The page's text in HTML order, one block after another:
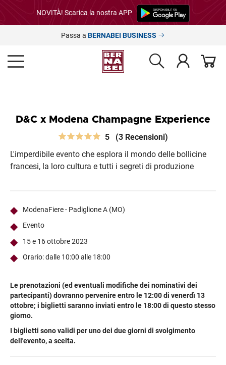
NOVITÀ! Scarica la nostra APP
Passa a BERNABEI BUSINESS
D&C x Modena Champagne Experience
5 (3 Recensioni)
L'imperdibile evento che esplora il mondo delle bollicine
francesi, la loro cultura e tutti i segreti di produzione
ModenaFiere - Padiglione A (MO)
Evento
15 e 16 ottobre 2023
Orario: dalle 10:00 alle 18:00
Le prenotazioni (ed eventuali modifiche dei nominativi dei
partecipanti) dovranno pervenire entro le 12:00 di venerdì 13
ottobre; i biglietti saranno inviati entro le 18:00 di questo stesso
giorno.
I biglietti sono validi per uno dei due giorni di svolgimento
dell'evento, a scelta.